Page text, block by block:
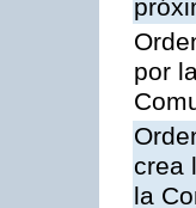
por
crea
la